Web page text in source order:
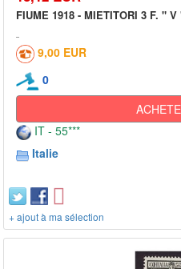
FIUME 1918 - MIETITORI 3 F. "
9,00 EUR
0
IT - 55***
Italie
+ ajout à ma sélection